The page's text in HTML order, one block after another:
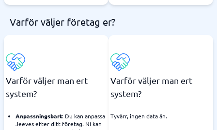
Varför väljer företag er?
Varför väljer man ert
system?
Anpassningsbart: Du kan anpassa
Jeeves efter ditt företag. Ni kan
Varför väljer man ert
system?
Tyvärr, ingen data än.